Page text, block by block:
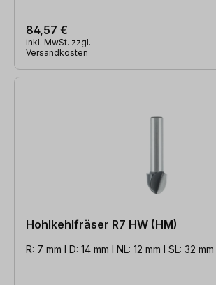
84,57 €
inkl. MwSt. zzgl.
Versandkosten
Hohlkehlfräser R7 HW (HM)
R: 7 mm l D: 14 mm l NL: 12 mm l SL: 32